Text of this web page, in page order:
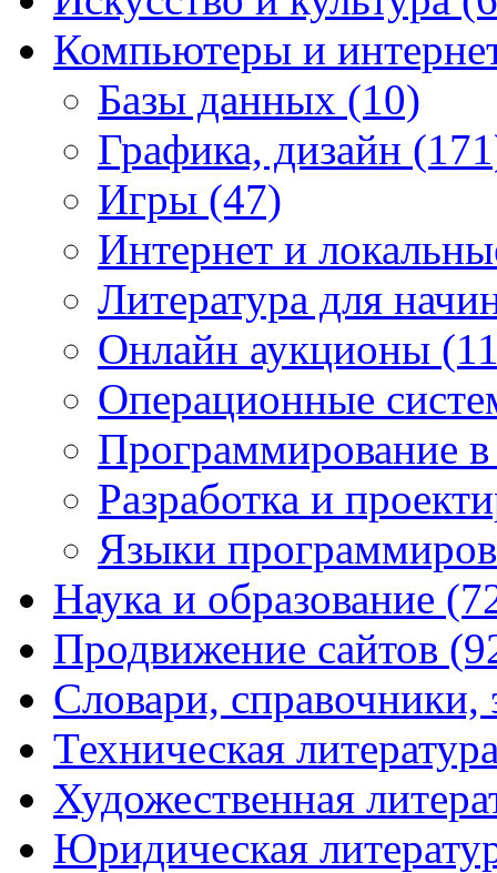
Компьютеры и
Базы данных (10)
Графика, дизайн
Игры (47)
Интернет и
Литература для
Онлайн аукционы
Операционные
Программирование
Разработка и
Языки
Наука и образование
Продвижение сайтов
Словари,
Техническая
Художественная
Юридическая